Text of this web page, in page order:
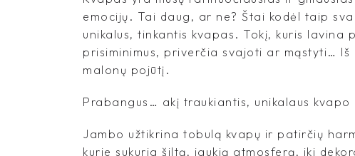
emocijų. Tai daug, ar ne? Štai kodėl taip
unikalus, tinkantis kvapas. Tokį, kuris lavina
prisiminimus, priverčia svajoti ar mąstyti… Iš
malonų pojūtį.
Prabangus… akį traukiantis, unikalaus
Jambo užtikrina tobulą kvapų ir patirčių
kurie sukuria šiltą, jaukią atmosferą, iki